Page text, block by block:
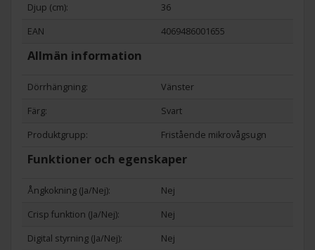
Djup (cm):
36
EAN
4069486001655
Allmän information
Dörrhängning:
Vänster
Färg:
Svart
Produktgrupp:
Fristående mikrovågsugn
Funktioner och egenskaper
Ångkokning (Ja/Nej):
Nej
Crisp funktion (Ja/Nej):
Nej
Digital styrning (Ja/Nej):
Nej